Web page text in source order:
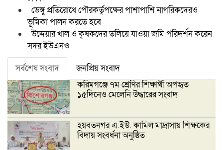
ডেঙ্গু প্রতিরোধে পৌরকর্তৃপক্ষের পাশাপাশি নাগরিকদেরও
ভূমিকা পালন করতে হবে
উদ্দেয়ার খাল ও কৃষকদের তলিয়ে যাওয়া জমি পরিদর্শন করেন
সদর ইউএনও
সর্বশেষ সংবাদ
জনপ্রিয় সংবাদ
করিমগঞ্জে ৭ম শ্রেণির শিক্ষার্থী অপহৃত
১৫দিনেও মেলেনি উদ্ধারের সংবাদ
হয়বতনগর এ.ইউ. কামিল মাদ্রাসায় শিক্ষকের
বিদায় সংবর্ধনা অনুষ্ঠিত